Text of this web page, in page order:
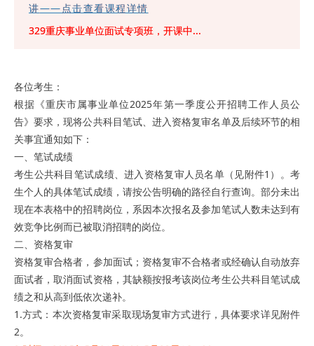
讲——点击查看课程详情
329重庆事业单位面试专项班，开课中...
各位考生：
根据《重庆市属事业单位2025年第一季度公开招聘工作人员公
告》要求，现将公共科目笔试、进入资格复审名单及后续环节的相
关事宜通知如下：
一、笔试成绩
考生公共科目笔试成绩、进入资格复审人员名单（见附件1）。考
生个人的具体笔试成绩，请按公告明确的路径自行查询。部分未出
现在本表格中的招聘岗位，系因本次报名及参加笔试人数未达到有
效竞争比例而已被取消招聘的岗位。
二、资格复审
资格复审合格者，参加面试；资格复审不合格者或经确认自动放弃
面试者，取消面试资格，其缺额按报考该岗位考生公共科目笔试成
绩之和从高到低依次递补。
1.方式：本次资格复审采取现场复审方式进行，具体要求详见附件
2。